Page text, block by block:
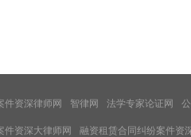
件资深律师网 智律网 法学专家论证网
件资深大律师网 融资租赁合同纠纷案件资